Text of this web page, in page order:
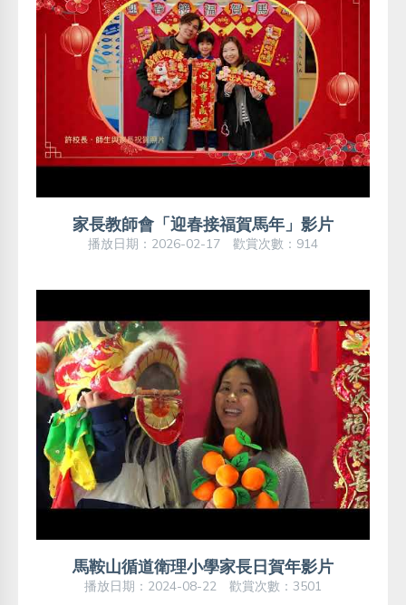
家長教師會「迎春接福賀馬年」影片
播放日期：2026-02-17 歡賞次數：914
馬鞍山循道衛理小學家長日賀年影片
播放日期：2024-08-22 歡賞次數：3501